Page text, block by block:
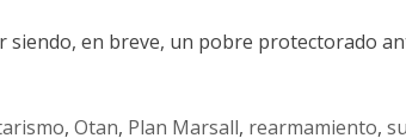
en breve, un pobre protectorado
, Otan, Plan Marsall, rearmamiento,